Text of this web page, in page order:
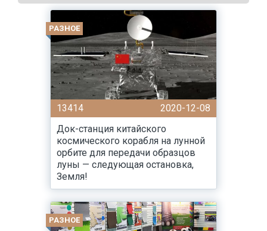
РАЗНОЕ
13414
2020-12-08
Док-станция китайского
космического корабля на лунной
орбите для передачи образцов
луны — следующая остановка,
Земля!
РАЗНОЕ